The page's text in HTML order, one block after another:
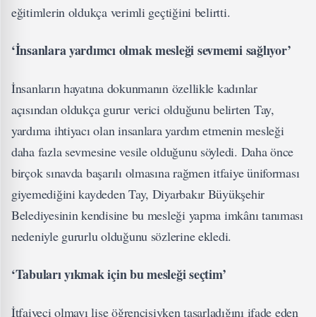
eğitimlerin oldukça verimli geçtiğini belirtti.
‘İnsanlara yardımcı olmak mesleği sevmemi sağlıyor’
İnsanların hayatına dokunmanın özellikle kadınlar
açısından oldukça gurur verici olduğunu belirten Tay,
yardıma ihtiyacı olan insanlara yardım etmenin mesleği
daha fazla sevmesine vesile olduğunu söyledi. Daha önce
birçok sınavda başarılı olmasına rağmen itfaiye üniforması
giyemediğini kaydeden Tay, Diyarbakır Büyükşehir
Belediyesinin kendisine bu mesleği yapma imkânı tanıması
nedeniyle gururlu olduğunu sözlerine ekledi.
‘Tabuları yıkmak için bu mesleği seçtim’
İtfaiyeci olmayı lise öğrencisiyken tasarladığını ifade eden